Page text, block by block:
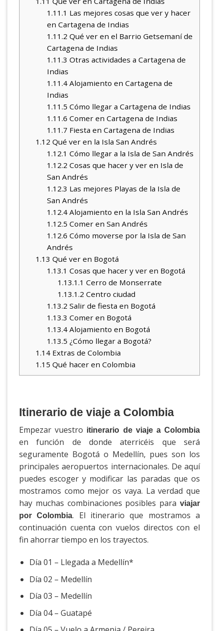
1.11.1 Las mejores cosas que ver y hacer
en Cartagena de Indias
1.11.2 Qué ver en el Barrio Getsemaní de
Cartagena de Indias
1.11.3 Otras actividades a Cartagena de
Indias
1.11.4Alojamiento en Cartagena de
Indias
1.11.5 Cómo llegar a Cartagena de Indias
1.11.6 Comer en Cartagena de Indias
1.11.7 Fiesta en Cartagena de Indias
1.12 Qué ver en la Isla San Andrés
1.12.1 Cómo llegar a la Isla de San Andrés
1.12.2 Cosas que hacer y ver en Isla de
San Andrés
1.12.3 Las mejores Playas de la Isla de
San Andrés
1.12.4Alojamiento en la Isla San Andrés
1.12.5 Comer en San Andrés
1.12.6 Cómo moverse por la Isla de San
Andrés
1.13 Qué ver en Bogotá
1.13.1 Cosas que hacer y ver en Bogotá
1.13.1.1 Cerro de Monserrate
1.13.1.2 Centro ciudad
1.13.2 Salir de fiesta en Bogotá
1.13.3 Comer en Bogotá
1.13.4Alojamiento en Bogotá
1.13.5 ¿Cómo llegar a Bogotá?
1.14Extras de Colombia
1.15 Qué hacer en Colombia
Itinerario de viaje a Colombia
Empezar vuestro itinerario de viaje a Colombia
en función de donde aterricéis que será
seguramente Bogotá o Medellín, pues son los
principales aeropuertos internacionales. De aquí
puedes escoger y modificar las paradas que os
mostramos como mejor os vaya. La verdad que
hay muchas combinaciones posibles para viajar
por Colombia. El itinerario que mostramos a
continuación cuenta con vuelos directos con el
fin ahorrar tiempo en los trayectos.
Día 01 – Llegada a Medellín*
Día 02 – Medellín
Día 03 – Medellín
Día 04 – Guatapé